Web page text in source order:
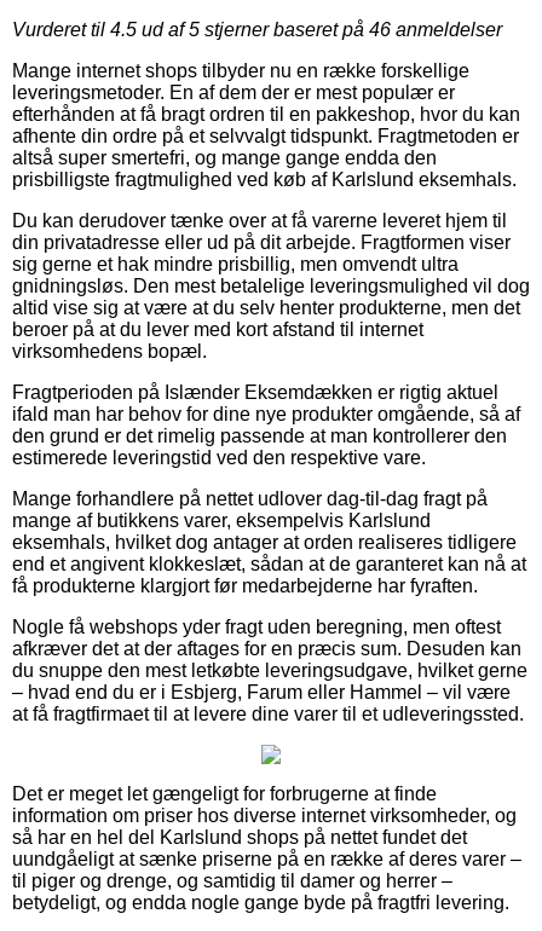
Vurderet til 4.5 ud af 5 stjerner baseret på 46 anmeldelser
Mange internet shops tilbyder nu en række forskellige
leveringsmetoder. En af dem der er mest populær er
efterhånden at få bragt ordren til en pakkeshop, hvor du kan
afhente din ordre på et selvvalgt tidspunkt. Fragtmetoden er
altså super smertefri, og mange gange endda den
prisbilligste fragtmulighed ved køb af Karlslund eksemhals.
Du kan derudover tænke over at få varerne leveret hjem til
din privatadresse eller ud på dit arbejde. Fragtformen viser
sig gerne et hak mindre prisbillig, men omvendt ultra
gnidningsløs. Den mest betalelige leveringsmulighed vil dog
altid vise sig at være at du selv henter produkterne, men det
beroer på at du lever med kort afstand til internet
virksomhedens bopæl.
Fragtperioden på Islænder Eksemdækken er rigtig aktuel
ifald man har behov for dine nye produkter omgående, så af
den grund er det rimelig passende at man kontrollerer den
estimerede leveringstid ved den respektive vare.
Mange forhandlere på nettet udlover dag-til-dag fragt på
mange af butikkens varer, eksempelvis Karlslund
eksemhals, hvilket dog antager at orden realiseres tidligere
end et angivent klokkeslæt, sådan at de garanteret kan nå at
få produkterne klargjort før medarbejderne har fyraften.
Nogle få webshops yder fragt uden beregning, men oftest
afkræver det at der aftages for en præcis sum. Desuden kan
du snuppe den mest letkøbte leveringsudgave, hvilket gerne
– hvad end du er i Esbjerg, Farum eller Hammel – vil være
at få fragtfirmaet til at levere dine varer til et udleveringssted.
Det er meget let gængeligt for forbrugerne at finde
information om priser hos diverse internet virksomheder, og
så har en hel del Karlslund shops på nettet fundet det
uundgåeligt at sænke priserne på en række af deres varer –
til piger og drenge, og samtidig til damer og herrer –
betydeligt, og endda nogle gange byde på fragtfri levering.